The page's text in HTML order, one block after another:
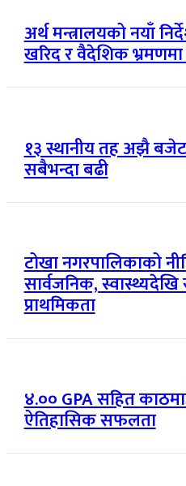
अर्थ मन्त्रालयको नयाँ
खरिद र वैदेशिक भ्रमणमा
१३ स्थानीय तह अझै
सबैभन्दा बढी
टोखा नगरपालिकाको
सार्वजनिक, स्वास्थ्यदेखि
प्राथमिकता
४.०० GPA सहित
ऐतिहासिक सफलता